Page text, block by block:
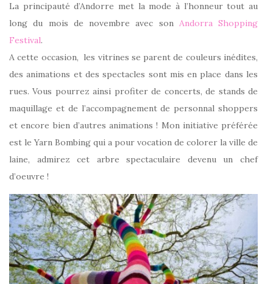
La principauté d’Andorre met la mode à l’honneur tout au
long du mois de novembre avec son Andorra Shopping
Festival.
A cette occasion, les vitrines se parent de couleurs inédites,
des animations et des spectacles sont mis en place dans les
rues. Vous pourrez ainsi profiter de concerts, de stands de
maquillage et de l’accompagnement de personnal shoppers
et encore bien d’autres animations ! Mon initiative préférée
est le Yarn Bombing qui a pour vocation de colorer la ville de
laine, admirez cet arbre spectaculaire devenu un chef
d’oeuvre !